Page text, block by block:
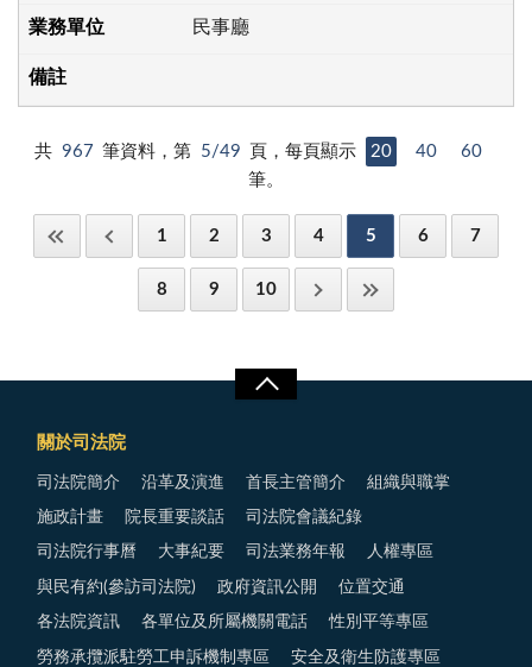
民事廳
共 967 筆資料，第 5/49 頁，每頁顯示 20 40
60
筆。
1 2 3 4 5 6 7
8 9 10
關於司法院
司法院簡介 沿革及演進 首長主管簡介 組織與職掌
施政計畫 院長重要談話 司法院會議紀錄
司法院行事曆 大事紀要 司法業務年報 人權專區
與民有約(參訪司法院) 政府資訊公開 位置交通
各法院資訊 各單位及所屬機關電話 性別平等專區
勞務承攬派駐勞工申訴機制專區 安全及衛生防護專區